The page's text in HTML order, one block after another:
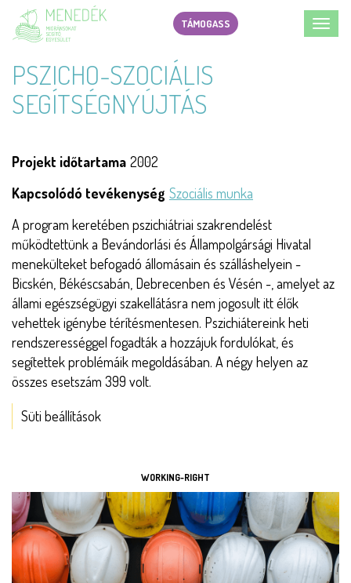
Ugrás
TÁMOGASS
PSZICHO-SZOCIÁLIS
SEGÍTSÉGNYÚJTÁS
Projekt időtartama 2002
Kapcsolódó tevékenység Szociális munka
A program keretében pszichiátriai szakrendelést
működtettünk a Bevándorlási és Állampolgársági Hivatal
menekülteket befogadó állomásain és szálláshelyein -
Bicskén, Békéscsabán, Debrecenben és Vésén -, amelyet az
állami egészségügyi szakellátásra nem jogosult itt élők
vehettek igénybe térítésmentesen. Pszichiátereink heti
rendszerességgel fogadták a hozzájuk fordulókat, és
segítettek problémáik megoldásában. A négy helyen az
összes esetszám 399 volt.
ESZKÖZÖK
Süti beállítások
WORKING-RIGHT